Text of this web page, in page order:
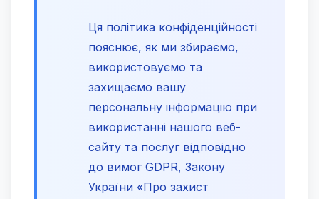
Ця політика конфіденційності
пояснює, як ми збираємо,
використовуємо та
захищаємо вашу
персональну інформацію при
використанні нашого веб-
сайту та послуг відповідно
до вимог GDPR, Закону
України «Про захист